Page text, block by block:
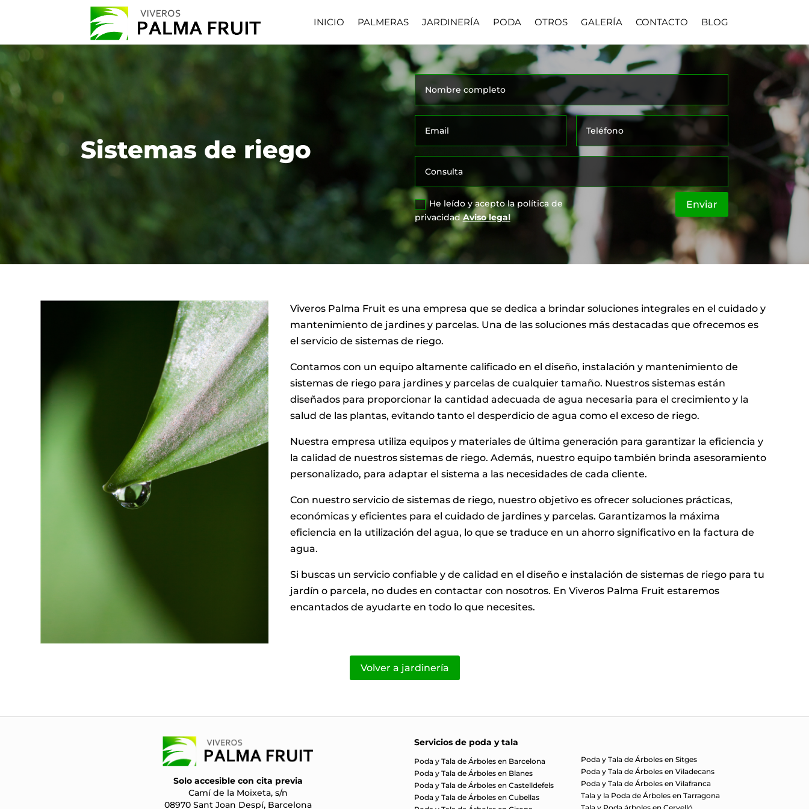
INICIO PALMERAS JARDINERÍA PODA OTROS GALERÍA CONTACTO BLOG
Sistemas de riego
He leído y acepto la política de
privacidadAviso legal
Enviar
Viveros Palma Fruit es una empresa que se dedica a brindar soluciones integrales en el cuidado y
mantenimiento de jardines y parcelas. Una de las soluciones más destacadas que ofrecemos es
el servicio de sistemas de riego.
Contamos con un equipo altamente calificado en el diseño, instalación y mantenimiento de
sistemas de riego para jardines y parcelas de cualquier tamaño. Nuestros sistemas están
diseñados para proporcionar la cantidad adecuada de agua necesaria para el crecimiento y la
salud de las plantas, evitando tanto el desperdicio de agua como el exceso de riego.
Nuestra empresa utiliza equipos y materiales de última generación para garantizar la eficiencia y
la calidad de nuestros sistemas de riego. Además, nuestro equipo también brinda asesoramiento
personalizado, para adaptar el sistema a las necesidades de cada cliente.
Con nuestro servicio de sistemas de riego, nuestro objetivo es ofrecer soluciones prácticas,
económicas y eficientes para el cuidado de jardines y parcelas. Garantizamos la máxima
eficiencia en la utilización del agua, lo que se traduce en un ahorro significativo en la factura de
agua.
Si buscas un servicio confiable y de calidad en el diseño e instalación de sistemas de riego para tu
jardín o parcela, no dudes en contactar con nosotros. En Viveros Palma Fruit estaremos
encantados de ayudarte en todo lo que necesites.
Volver a jardinería
Solo accesible con cita previa
Camí de la Moixeta, s/n
08970 Sant Joan Despí, Barcelona
Servicios de poda y tala
Poda y Tala de Árboles en Barcelona
Poda y Tala de Árboles en Blanes
Poda y Tala de Árboles en Castelldefels
Poda y Tala de Árboles en Cubellas
Poda y Tala de Árboles en Sitges
Poda y Tala de Árboles en Viladecans
Poda y Tala de Árboles en Vilafranca
Tala y la Poda de Árboles en Tarragona